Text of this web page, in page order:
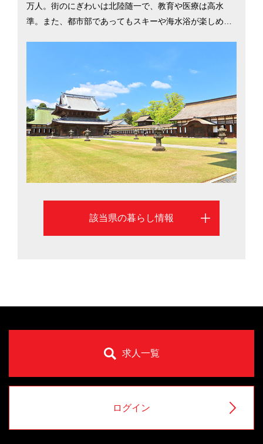
万人。街のにぎわいは北陸随一で、教育や医療は高水
準。また、都市部であってもスキーや海水浴が楽しめる
地ランキング（2017年）では10位にランクインしていま
す。そんな富山県の移住に役立つ情報を、富山市と高岡
市を中心に紹介します。
該当県の暮らし情報
求人一覧
ログイン